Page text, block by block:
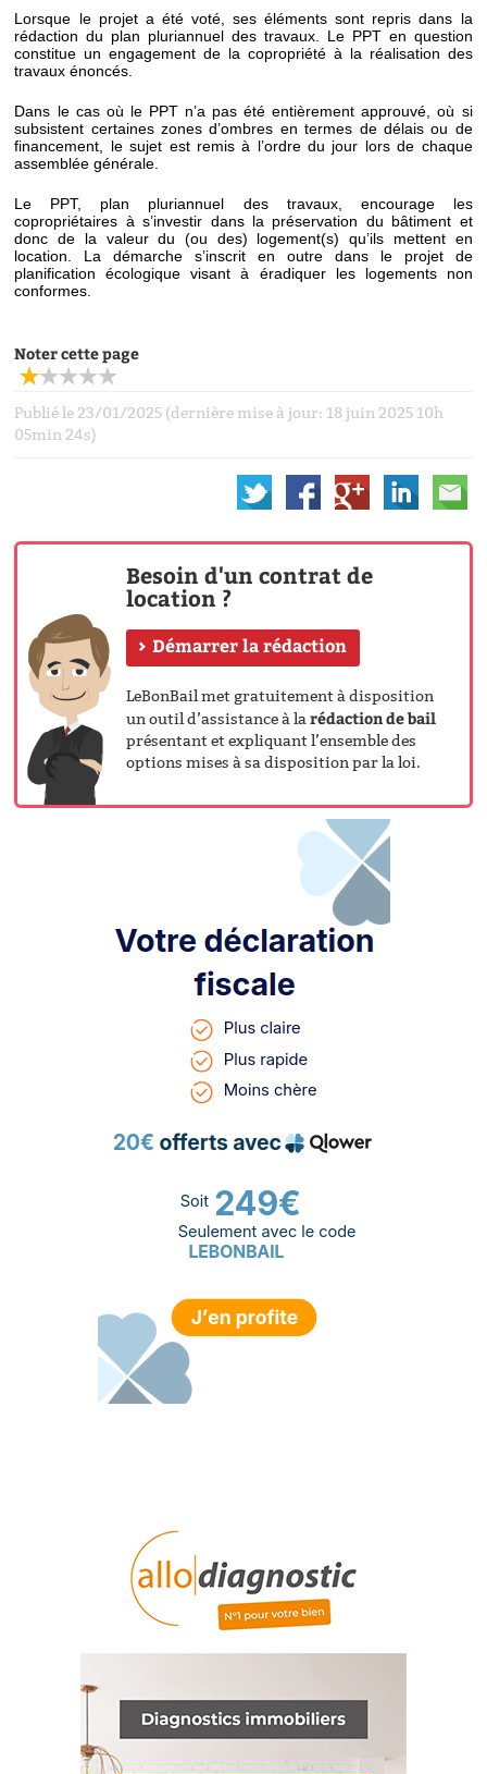
Lorsque le projet a été voté, ses éléments sont repris dans la
rédaction du plan pluriannuel des travaux. Le PPT en question
constitue un engagement de la copropriété à la réalisation des
travaux énoncés.
Dans le cas où le PPT n’a pas été entièrement approuvé, où si
subsistent certaines zones d’ombres en termes de délais ou de
financement, le sujet est remis à l’ordre du jour lors de chaque
assemblée générale.
Le PPT, plan pluriannuel des travaux, encourage les
copropriétaires à s’investir dans la préservation du bâtiment et
donc de la valeur du (ou des) logement(s) qu’ils mettent en
location. La démarche s’inscrit en outre dans le projet de
planification écologique visant à éradiquer les logements non
conformes.
Noter cette page
Publié le 23/01/2025 (dernière mise à jour: 18 juin 2025 10h
05min 24s)
Besoin d'un contrat de
location ?
Démarrer la rédaction
LeBonBail met gratuitement à disposition
un outil d’assistance à larédaction de bail
présentant et expliquant l’ensemble des
options mises à sa disposition par la loi.